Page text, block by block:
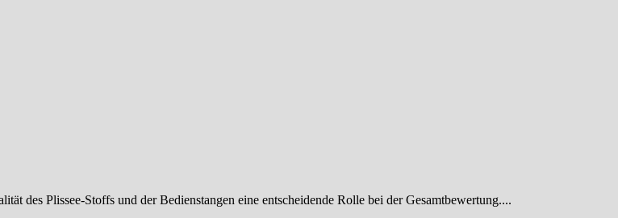
des Plissee-Stoffs und der Bedienstangen eine entscheidende Rolle bei der Gesamtbewertung....